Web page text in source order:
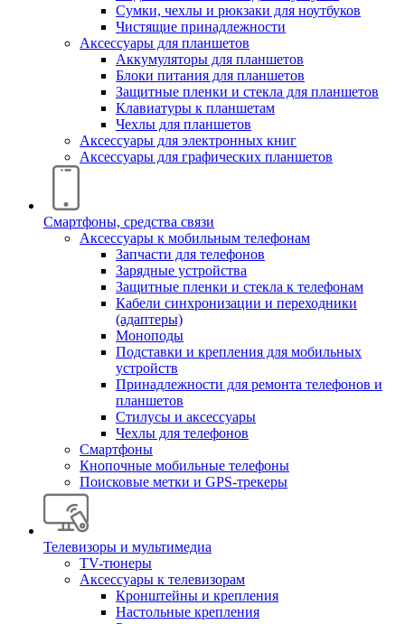
Сумки, чехлы и рюкзаки для ноутбуков
Чистящие принадлежности
Аксессуары для планшетов
Аккумуляторы для планшетов
Блоки питания для планшетов
Защитные пленки и стекла для планшетов
Клавиатуры к планшетам
Чехлы для планшетов
Аксессуары для электронных книг
Аксессуары для графических планшетов
Смартфоны, средства связи
Аксессуары к мобильным телефонам
Запчасти для телефонов
Зарядные устройства
Защитные пленки и стекла к телефонам
Кабели синхронизации и переходники
(адаптеры)
Моноподы
Подставки и крепления для мобильных
устройств
Принадлежности для ремонта телефонов и
планшетов
Стилусы и аксессуары
Чехлы для телефонов
Смартфоны
Кнопочные мобильные телефоны
Поисковые метки и GPS-трекеры
Телевизоры и мультимедиа
TV-тюнеры
Аксессуары к телевизорам
Кронштейны и крепления
Настольные крепления